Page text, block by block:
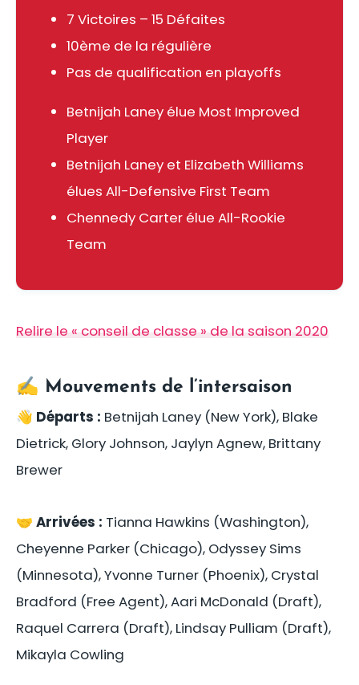
7 Victoires – 15 Défaites
10ème de la régulière
Pas de qualification en playoffs
Betnijah Laney élue Most Improved
Player
Betnijah Laney et Elizabeth Williams
élues All-Defensive First Team
Chennedy Carter élue All-Rookie
Team
Relire le « conseil de classe » de la saison 2020
✍️ Mouvements de l’intersaison
👋 Départs : Betnijah Laney (New York), Blake
Dietrick, Glory Johnson, Jaylyn Agnew, Brittany
Brewer
🤝 Arrivées : Tianna Hawkins (Washington),
Cheyenne Parker (Chicago), Odyssey Sims
(Minnesota), Yvonne Turner (Phoenix), Crystal
Bradford (Free Agent), Aari McDonald (Draft),
Raquel Carrera (Draft), Lindsay Pulliam (Draft),
Mikayla Cowling